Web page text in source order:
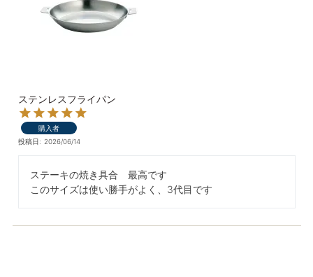
ステンレスフライパン
購入者
投稿日 2026/06/14
ステーキの焼き具合　最高です
このサイズは使い勝手がよく、3代目です